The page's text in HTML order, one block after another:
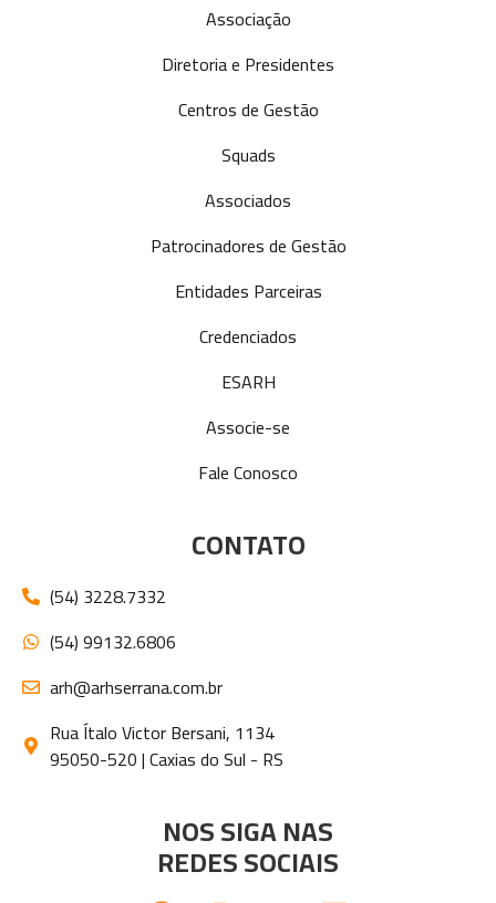
Associação
Diretoria e Presidentes
Centros de Gestão
Squads
Associados
Patrocinadores de Gestão
Entidades Parceiras
Credenciados
ESARH
Associe-se
Fale Conosco
CONTATO
(54) 3228.7332
(54) 99132.6806
arh@arhserrana.com.br
Rua Ítalo Victor Bersani, 1134
95050-520 | Caxias do Sul - RS
NOS SIGA NAS
REDES SOCIAIS